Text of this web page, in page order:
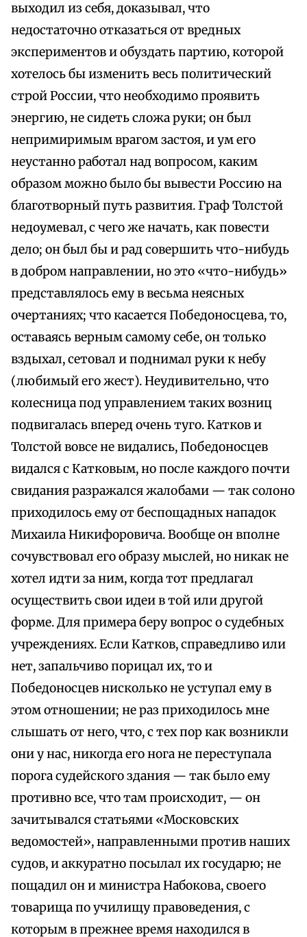
выходил из себя, доказывал, что
недостаточно отказаться от вредных
экспериментов и обуздать партию, которой
хотелось бы изменить весь политический
строй России, что необходимо проявить
энергию, не сидеть сложа руки; он был
непримиримым врагом застоя, и ум его
неустанно работал над вопросом, каким
образом можно было бы вывести Россию на
благотворный путь развития. Граф Толстой
недоумевал, с чего же начать, как повести
дело; он был бы и рад совершить что-нибудь
в добром направлении, но это «что-нибудь»
представлялось ему в весьма неясных
очертаниях; что касается Победоносцева, то,
оставаясь верным самому себе, он только
вздыхал, сетовал и поднимал руки к небу
(любимый его жест). Неудивительно, что
колесница под управлением таких возниц
подвигалась вперед очень туго. Катков и
Толстой вовсе не видались, Победоносцев
видался с Катковым, но после каждого почти
свидания разражался жалобами — так солоно
приходилось ему от беспощадных нападок
Михаила Никифоровича. Вообще он вполне
сочувствовал его образу мыслей, но никак не
хотел идти за ним, когда тот предлагал
осуществить свои идеи в той или другой
форме. Для примера беру вопрос о судебных
учреждениях. Если Катков, справедливо или
нет, запальчиво порицал их, то и
Победоносцев нисколько не уступал ему в
этом отношении; не раз приходилось мне
слышать от него, что, с тех пор как возникли
они у нас, никогда его нога не переступала
порога судейского здания — так было ему
противно все, что там происходит, — он
зачитывался статьями «Московских
ведомостей», направленными против наших
судов, и аккуратно посылал их государю; не
пощадил он и министра Набокова, своего
товарища по училищу правоведения, с
которым в прежнее время находился в